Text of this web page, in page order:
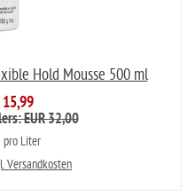
Hold Mousse 500 ml
15,99
EUR 32,00
pro Liter
Versandkosten